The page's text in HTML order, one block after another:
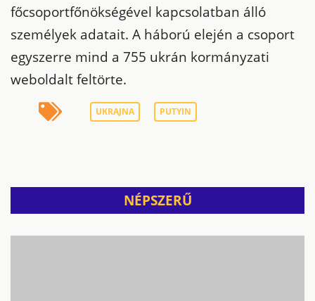
főcsoportfőnökségével kapcsolatban álló
személyek adatait. A háború elején a csoport
egyszerre mind a 755 ukrán kormányzati
weboldalt feltörte.
UKRAJNA PUTYIN
NÉPSZERŰ